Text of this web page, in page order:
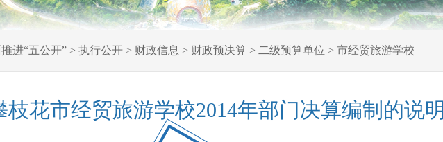
进“五公开”> 执行公开> 财政信息 > 财政预决算> 二级预算单位 > 市经贸旅游学校
枝花市经贸旅游学校2014年部门决算编制的说明